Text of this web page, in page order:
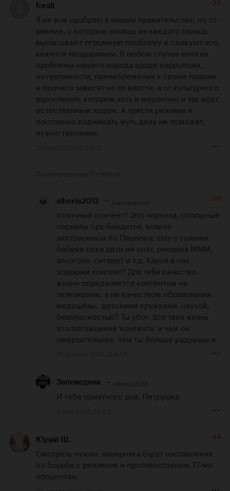
foralt -29
Я не все одобряю в нашем правительстве, но то
рвение, с которым эховцы из каждого пальца
высасывают огромную проблему и смакуют его,
кажется нездоровым. В любом случае многие
проблемы нашего народа вроде коррупции,
нетерпимости, пренебрежения к своим правам
и прочего зависят не от власти, а от культурного
взросления, которое хоть и медленно и так идет
естественным ходом. А трясти режимы и
постоянно поднимать муть делу не поможет,
нужно терпение.
siberia2012 -20
отличный контент? Это чернуха, сплошные
сериалы про бандитов, всякие
экстрасенсы по Первому, шоу с голыми
бабами пока дети не спят, реклама МММ,
алкоголя, сигарет и т.д. Какой в нах
хороший контент? Для тебя качество
жизни определяется контентом на
телеэкране, а не качеством образования,
медицины,  детскими кружками, наукой,
безопасностью? Ты убог. Вся твоя жизнь
это поглащения 'контента' и чем он
омерзительнее, тем ты больше радуешься.
Заповедник
И тебе приятного дня, Петрушка.
Юрий Ш. -34
Смотреть нужно, наверняка будут наставления
по борьбе с режимом и противостоянию 77-ми
процентам.